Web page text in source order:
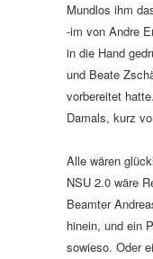
Mundlos ihm
-im von Andre
in die Hand
und Beate
vorbereitet hatte.
Damals, kurz
Alle wären
NSU 2.0 wäre
Beamter
hinein, und ein
sowieso. Oder